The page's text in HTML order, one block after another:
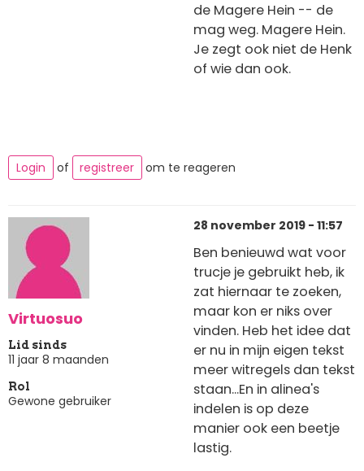
de Magere Hein -- de
mag weg. Magere Hein.
Je zegt ook niet de Henk
of wie dan ook.
Login of registreer om te reageren
Virtuosuo
Lid sinds
11 jaar 8 maanden
Rol
Gewone gebruiker
28 november 2019 - 11:57
Ben benieuwd wat voor
trucje je gebruikt heb, ik
zat hiernaar te zoeken,
maar kon er niks over
vinden. Heb het idee dat
er nu in mijn eigen tekst
meer witregels dan tekst
staan...En in alinea's
indelen is op deze
manier ook een beetje
lastig.